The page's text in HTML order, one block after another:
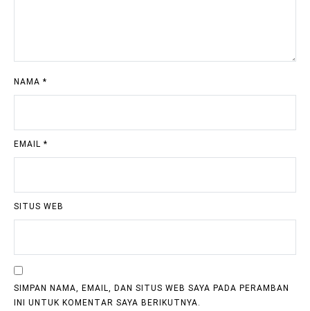
NAMA *
EMAIL *
SITUS WEB
SIMPAN NAMA, EMAIL, DAN SITUS WEB SAYA PADA PERAMBAN
INI UNTUK KOMENTAR SAYA BERIKUTNYA.